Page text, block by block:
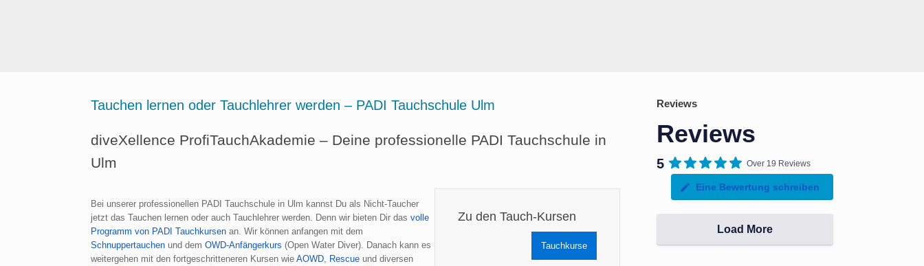
Tauchen lernen oder Tauchlehrer werden – PADI Tauchschule Ulm
diveXellence ProfiTauchAkademie – Deine professionelle PADI Tauchschule in
Ulm
Bei unserer professionellen PADI Tauchschule in Ulm kannst Du als Nicht-Taucher
jetzt das Tauchen lernen oder auch Tauchlehrer werden. Denn wir bieten Dir das volle
Programm von PADI Tauchkursen an. Wir können anfangen mit dem
Schnuppertauchen und dem OWD-Anfängerkurs (Open Water Diver). Danach kann es
weitergehen mit den fortgeschritteneren Kursen wie AOWD Rescue und diversen
Zu den Tauch-Kursen
Tauchkurse
Reviews
Reviews
5 Over 19 Reviews
Eine Bewertung schreiben
Load More